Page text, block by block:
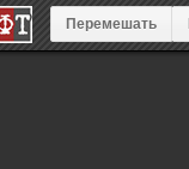
Перемешать